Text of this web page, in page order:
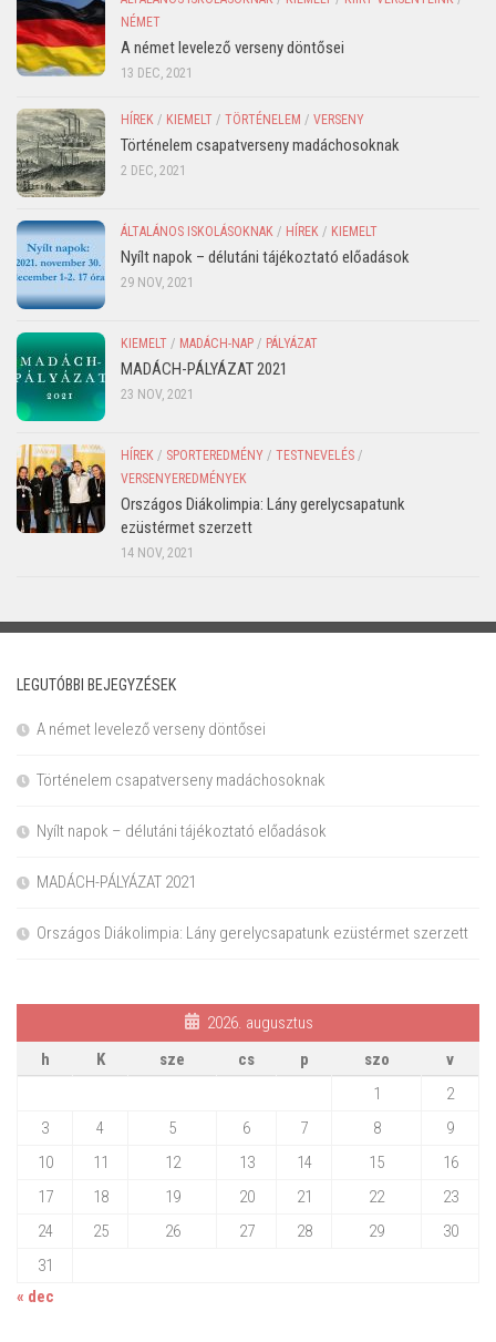
NÉMET
A német levelező verseny döntősei
13 DEC, 2021
HÍREK / KIEMELT / TÖRTÉNELEM / VERSENY
Történelem csapatverseny madáchosoknak
2 DEC, 2021
ÁLTALÁNOS ISKOLÁSOKNAK / HÍREK / KIEMELT
Nyílt napok – délutáni tájékoztató előadások
29 NOV, 2021
KIEMELT / MADÁCH-NAP / PÁLYÁZAT
MADÁCH-PÁLYÁZAT 2021
23 NOV, 2021
HÍREK / SPORTEREDMÉNY / TESTNEVELÉS /
VERSENYEREDMÉNYEK
Országos Diákolimpia: Lány gerelycsapatunk
ezüstérmet szerzett
14 NOV, 2021
LEGUTÓBBI BEJEGYZÉSEK
A német levelező verseny döntősei
Történelem csapatverseny madáchosoknak
Nyílt napok – délutáni tájékoztató előadások
MADÁCH-PÁLYÁZAT 2021
Országos Diákolimpia: Lány gerelycsapatunk ezüstérmet szerzett
2026. augusztus
h
K sze cs p szo
v
1
2
3
4 5 6 7 8
9
10
11 12 13 14 15
16
17
18 19 20 21 22
23
24
25 26 27 28 29
30
31
« dec